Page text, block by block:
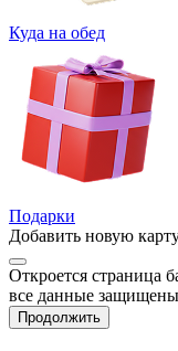
Куда на обед
Подарки
Добавить новую
Откроется страница
все данные защищены
Продолжить